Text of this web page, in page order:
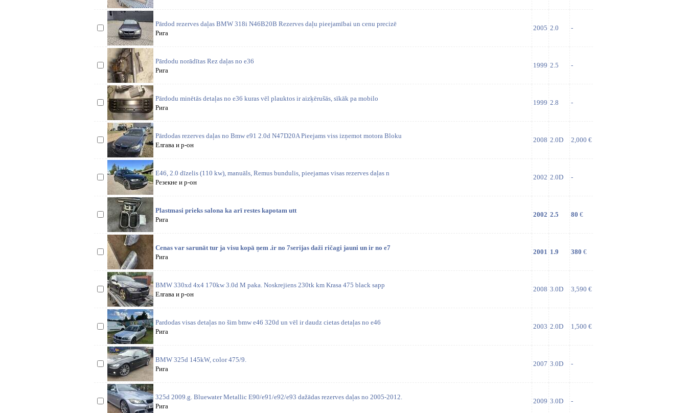
Pārdod rezerves daļas BMW 318i N46B20B Rezerves daļu pieejamībai un cenu precizē
Рига
2005 2.0 -
Pārdodu norādītas Rez daļas no e36
Рига
1999 2.5 -
Pārdodu minētās detaļas no e36 kuras vēl plauktos ir aizķērušās, sīkāk pa mobilo
Рига
1999 2.8 -
Pārdodas rezerves daļas no Bmw e91 2.0d N47D20A Pieejams viss izņemot motora Bloku
Елгава и р-он
2008 2.0D 2,000 €
E46, 2.0 dīzelis (110 kw), manuāls, Remus bundulis, pieejamas visas rezerves daļas n
Резекне и р-он
2002 2.0D -
Plastmasi prieks salona ka arī restes kapotam utt
Рига
2002 2.5 80 €
Cenas var sarunāt tur ja visu kopā ņem .ir no 7serijas daži ričagi jauni un ir no e7
Рига
2001 1.9 380 €
BMW 330xd 4x4 170kw 3.0d M paka. Noskrejiens 230tk km Krasa 475 black sapp
Елгава и р-он
2008 3.0D 3,590 €
Pardodas visas detaļas no šim bmw e46 320d un vēl ir daudz cietas detaļas no e46
Рига
2003 2.0D 1,500 €
BMW 325d 145kW, color 475/9.
Рига
2007 3.0D -
325d 2009.g. Bluewater Metallic E90/e91/e92/e93 dažādas rezerves daļas no 2005-2012.
Рига
2009 3.0D -